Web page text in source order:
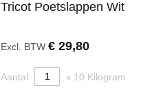
Tricot Poetslappen Wit
Excl. BTW€ 29,80
Aantal x 10 Kilogram